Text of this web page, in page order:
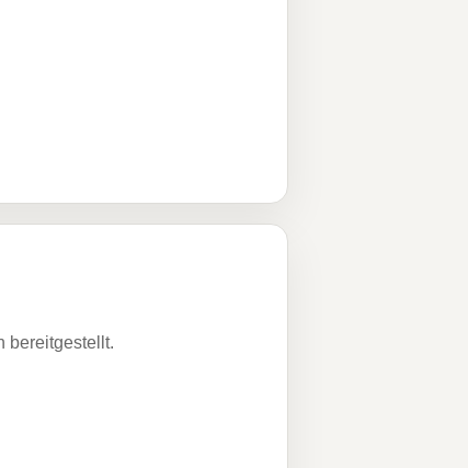
bereitgestellt.